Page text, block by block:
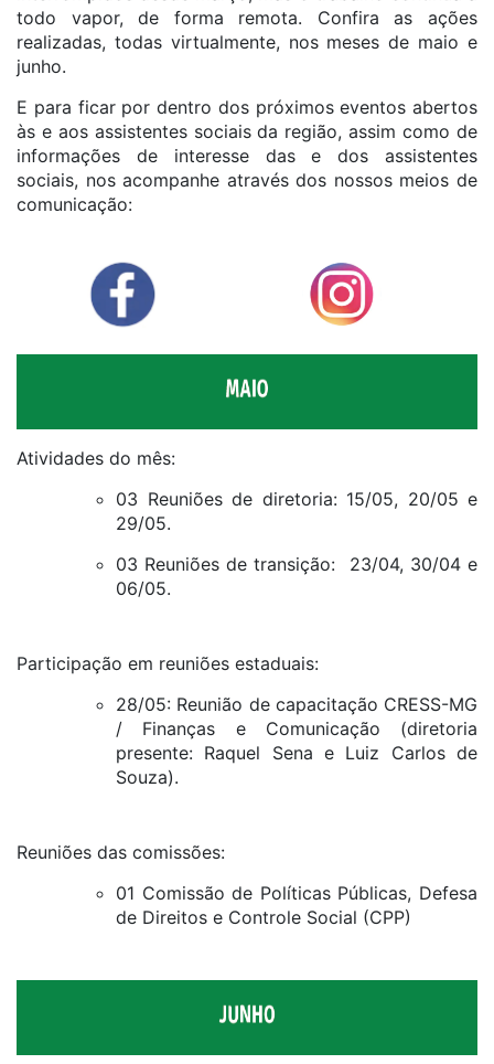
todo vapor, de forma remota. Confira as ações
realizadas, todas virtualmente, nos meses de maio e
junho.
E para ficar por dentro dos próximos eventos abertos
às e aos assistentes sociais da região, assim como de
informações de interesse das e dos assistentes
sociais, nos acompanhe através dos nossos meios de
comunicação:
Atividades do mês:
03 Reuniões de diretoria: 15/05, 20/05 e
29/05.
03 Reuniões de transição: 23/04, 30/04 e
06/05.
Participação em reuniões estaduais:
28/05: Reunião de capacitação CRESS-MG
/ Finanças e Comunicação (diretoria
presente: Raquel Sena e Luiz Carlos de
Souza).
Reuniões das comissões:
01 Comissão de Políticas Públicas, Defesa
de Direitos e Controle Social (CPP)